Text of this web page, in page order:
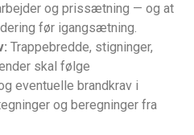
og prissætning — og at
før igangsætning.
Trappebredde, stigninger,
skal følge
eventuelle brandkrav i
og beregninger fra